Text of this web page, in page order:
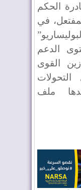
الحكم
في
الدعم
القوى
ملف